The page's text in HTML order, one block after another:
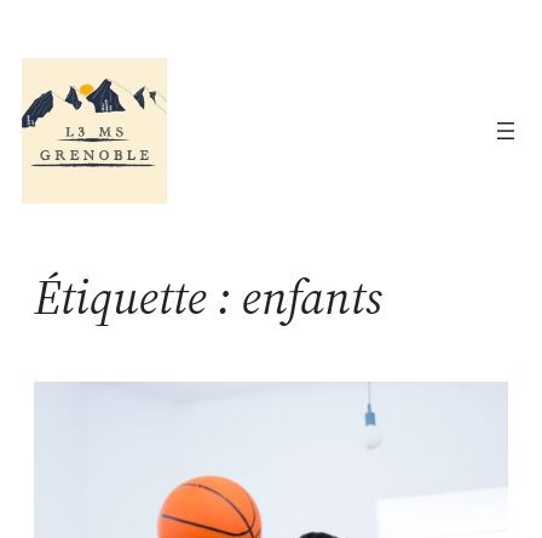
au
contenu
Étiquette : enfants